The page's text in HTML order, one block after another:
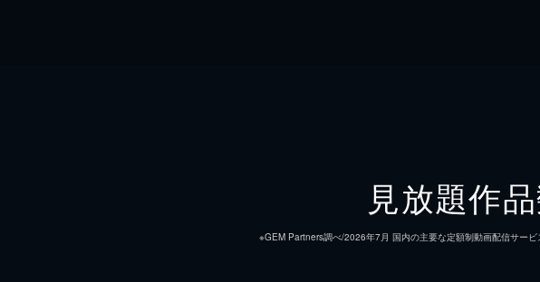
見放題作
※GEM Partners調べ/2026年7⽉ 国内の主要な定額制動画配信サー